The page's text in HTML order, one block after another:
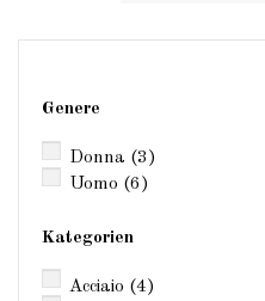
Genere
Donna (3)
Uomo (6)
Kategorien
Acciaio (4)